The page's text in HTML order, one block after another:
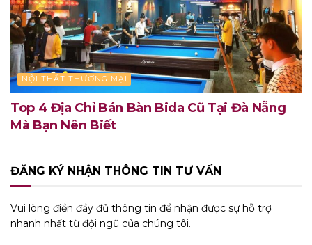
NỘI THẤT THƯƠNG MẠI
Top 4 Địa Chỉ Bán Bàn Bida Cũ Tại Đà Nẵng
Mà Bạn Nên Biết
ĐĂNG KÝ NHẬN THÔNG TIN TƯ VẤN
Vui lòng điền đầy đủ thông tin để nhận được sự hỗ trợ
nhanh nhất từ đội ngũ của chúng tôi.